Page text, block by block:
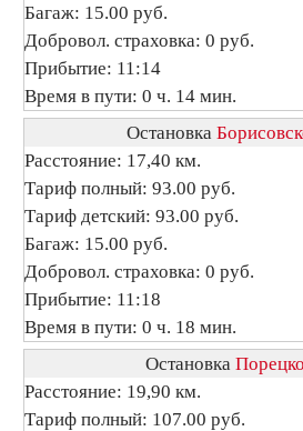
Багаж: 15.00 руб.
Добровол. страховка: 0 руб.
Прибытие: 11:14
Время в пути: 0 ч. 14 мин.
Остановка
Расстояние: 17,40 км.
Тариф полный: 93.00 руб.
Тариф детский: 93.00 руб.
Багаж: 15.00 руб.
Добровол. страховка: 0 руб.
Прибытие: 11:18
Время в пути: 0 ч. 18 мин.
Остановка
Расстояние: 19,90 км.
Тариф полный: 107.00 руб.